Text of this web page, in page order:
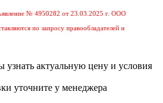
№ 4950282 от 23.03.2025 г. ООО
по запросу правообладателей и
узнать актуальную цену и условия
уточните у менеджера